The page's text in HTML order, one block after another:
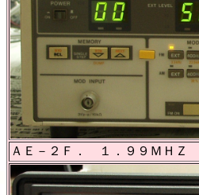
ＡＥ－２Ｆ． １．９９ＭＨＺ